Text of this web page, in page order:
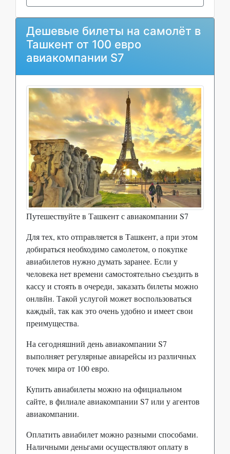
Дешевые билеты на самолёт в
Ташкент от 100 евро
авиакомпании S7
Путешествуйте в Ташкент с авиакомпании S7
Для тех, кто отправляется в Ташкент, а при этом
добираться необходимо самолетом, о покупке
авиабилетов нужно думать заранее. Если у
человека нет времени самостоятельно съездить в
кассу и стоять в очереди, заказать билеты можно
онлвйн. Такой услугой может воспользоваться
каждый, так как это очень удобно и имеет свои
преимущества.
На сегодняшний день авиакомпании S7
выполняет регулярные авиарейсы из различных
точек мира от 100 евро.
Купить авиабилеты можно на официальном
сайте, в филиале авиакомпании S7 или у агентов
авиакомпании.
Оплатить авиабилет можно разными способами.
Наличными деньгами осуществляют оплату в